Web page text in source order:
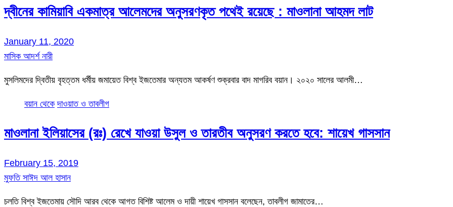
দ্বীনের কামিয়াবি একমাত্র আলেমদের অনুসরণকৃত পথেই রয়েছে : মাওলানা আহমদ লাট
January 11, 2020
মাসিক আদর্শ নারী
মুসলিমদের দ্বিতীয় বৃহত্তম ধর্মীয় জমায়েত বিশ্ব ইজতেমার অন্যতম আকর্ষণ শুক্রবার বাদ মাগরিব বয়ান। ২০২০ সালের আলমী…
বয়ান থেকে দাওয়াত ও তাবলীগ
মাওলানা ইলিয়াসের (রঃ) রেখে যাওয়া উসুল ও তারতীব অনুসরণ করতে হবে: শায়েখ গাসসান
February 15, 2019
মুফতি সাঈদ আল হাসান
চলতি বিশ্ব ইজতেমায় সৌদি আরব থেকে আগত বিশিষ্ট আলেম ও দায়ী শায়েখ গাসসান বলেছেন, তাবলীগ জামাতের…